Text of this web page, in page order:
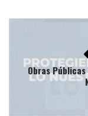
Obras